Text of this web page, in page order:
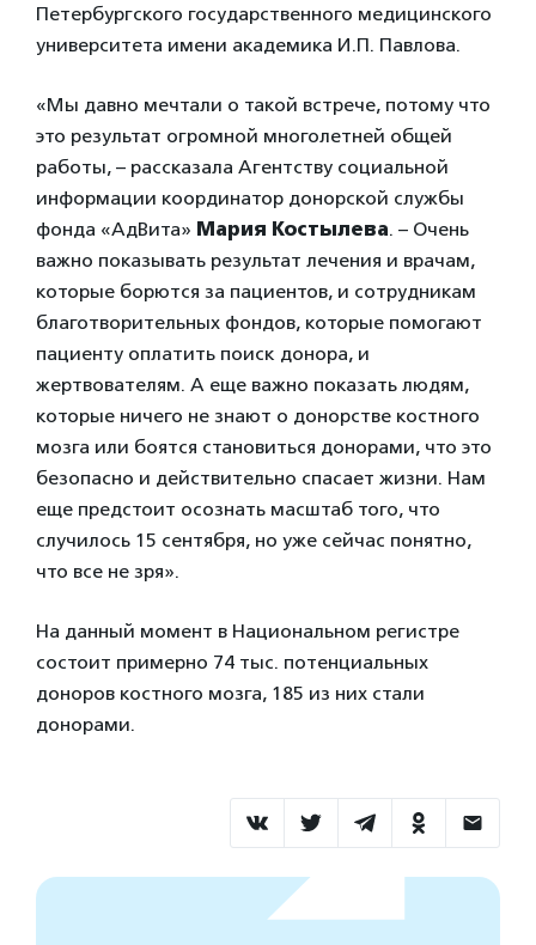
Петербургского государственного медицинского
университета имени академика И.П. Павлова.
«Мы давно мечтали о такой встрече, потому что
это результат огромной многолетней общей
работы, – рассказала Агентству социальной
информации координатор донорской службы
фонда «АдВита» Мария Костылева. – Очень
важно показывать результат лечения и врачам,
которые борются за пациентов, и сотрудникам
благотворительных фондов, которые помогают
пациенту оплатить поиск донора, и
жертвователям. А еще важно показать людям,
которые ничего не знают о донорстве костного
мозга или боятся становиться донорами, что это
безопасно и действительно спасает жизни. Нам
еще предстоит осознать масштаб того, что
случилось 15 сентября, но уже сейчас понятно,
что все не зря».
На данный момент в Национальном регистре
состоит примерно 74 тыс. потенциальных
доноров костного мозга, 185 из них стали
донорами.